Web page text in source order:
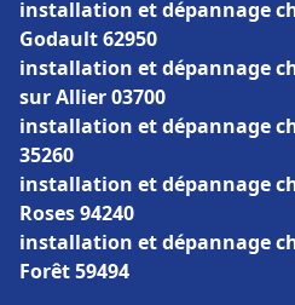
installation et dépannage
Godault 62950
installation et dépannage
sur Allier 03700
installation et dépannage
35260
installation et dépannage
Roses 94240
installation et dépannage
Forêt 59494